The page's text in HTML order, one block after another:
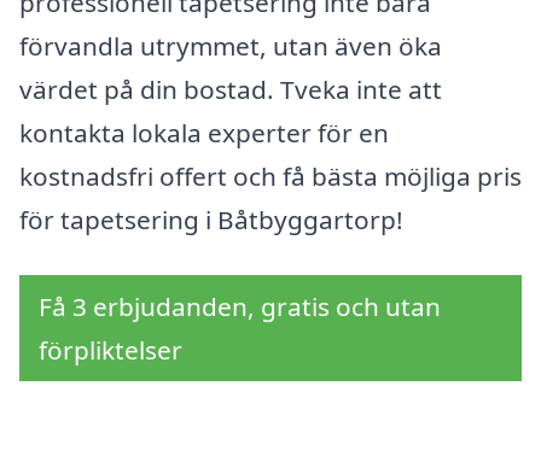
förvandla utrymmet, utan även öka
värdet på din bostad. Tveka inte att
kontakta lokala experter för en
kostnadsfri offert och få bästa möjliga pris
för tapetsering i Båtbyggartorp!
Få 3 erbjudanden, gratis och utan
förpliktelser